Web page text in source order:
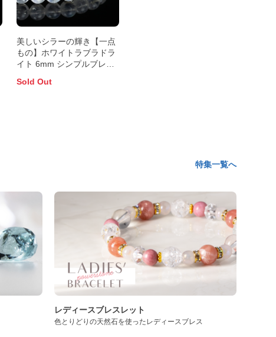
美しいシラーの輝き【一点
もの】ホワイトラブラドラ
イト 6mm シンプルブレス
Sold Out
特集一覧へ
レディースブレスレット
色とりどりの天然石を使ったレディースブレス